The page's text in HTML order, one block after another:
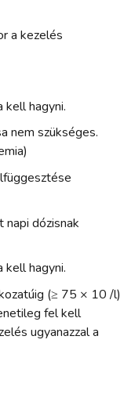
a kezelés
hagyni.
nem szükséges.
dózisnak
hagyni.
(≥ 75 × 10 /l)
fel kell
ugyanazzal a